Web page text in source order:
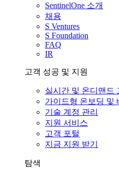
SentinelOne 소개
채용
S Ventures
S Foundation
FAQ
IR
고객 성공 및 지원
실시간 및 온디맨드
가이드형 온보딩 및
기술 계정 관리
지원 서비스
고객 포털
지금 지원 받기
탐색